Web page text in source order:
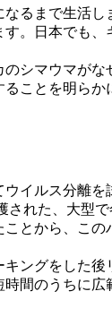
るまで生活
。日本でも、
シマウマが
ことを明ら
イルス分離
された、大型
とから、こ
ングをした後
間のうちに